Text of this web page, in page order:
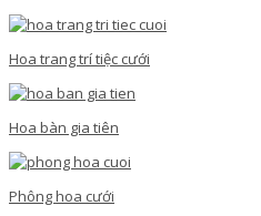
Hoa trang trí tiệc cưới
Hoa bàn gia tiên
Phông hoa cưới